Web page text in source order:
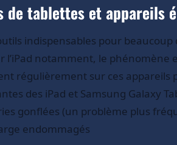
tablettes et appareils
indispensables pour
notamment, le phénomène
régulièrement sur ces appareils
des iPad et Samsung Galaxy
gonflées (un problème plus
endommagés